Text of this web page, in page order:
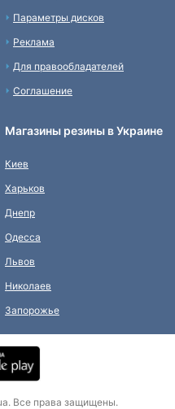
Параметры дисков
Реклама
Для правообладателей
Соглашение
Магазины резины в Украине
Киев
Харьков
Днепр
Одесса
Львов
Николаев
Запорожье
Все права защищены.